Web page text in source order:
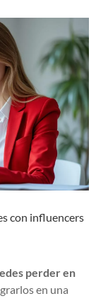
con influencers
perder en
en una